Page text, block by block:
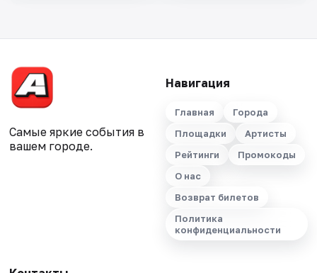
Самые яркие события в
вашем городе.
Навигация
Главная
Города
Площадки
Артисты
Рейтинги
Промокоды
О нас
Возврат билетов
Политика
конфиденциальности